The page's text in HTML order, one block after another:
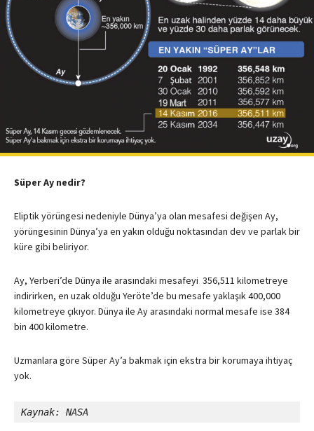
Süper Ay nedir?
Eliptik yörüngesi nedeniyle Dünya’ya olan mesafesi değişen Ay,
yörüngesinin Dünya’ya en yakın olduğu noktasından dev ve parlak bir
küre gibi beliriyor.
Ay, Yerberi’de Dünya ile arasındaki mesafeyi 356,511 kilometreye
indirirken, en uzak olduğu Yeröte’de bu mesafe yaklaşık 400,000
kilometreye çıkıyor. Dünya ile Ay arasındaki normal mesafe ise 384
bin 400 kilometre.
Uzmanlara göre Süper Ay’a bakmak için ekstra bir korumaya ihtiyaç
yok.
Kaynak: NASA